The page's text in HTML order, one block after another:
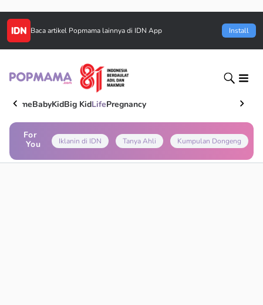
Baca artikel Popmama lainnya di IDN App Install
HomeBabyKidBig KidLifePregnancy
For
You
Iklanin di IDN Tanya Ahli Kumpulan Dongeng